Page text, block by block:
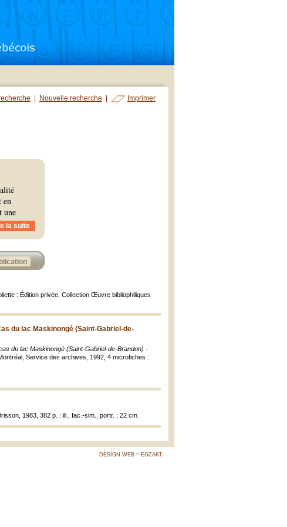
Nouvelle recherche Imprimer
en
une
la suite
: Édition privée, Collection Œuvre bibliophiliques
du lac Maskinongé (Saint-Gabriel-de-
du lac Maskinongé (Saint-Gabriel-de-Brandon) -
Service des archives, 1992, 4 microfiches :
1983, 382 p. : ill., fac.-sim., portr. ; 22 cm.
DESIGN WEB = EGZAKT